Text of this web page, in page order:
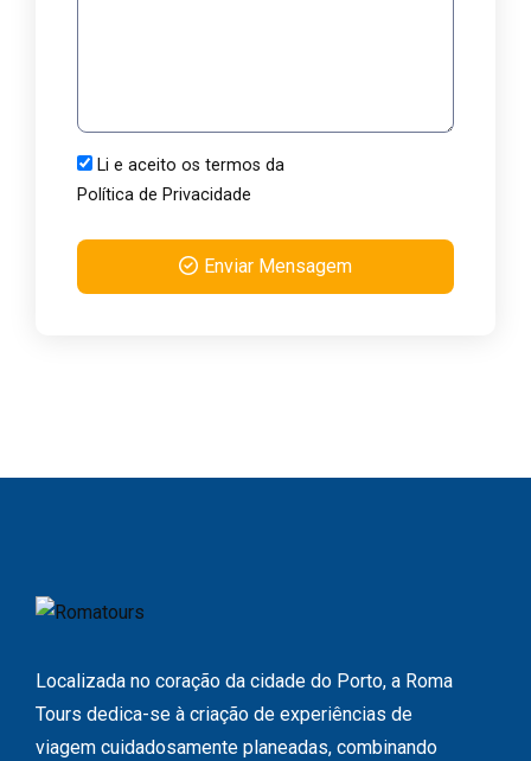
Li e aceito os termos da
Política de Privacidade
Enviar Mensagem
Localizada no coração da cidade do Porto, a Roma
Tours dedica-se à criação de experiências de
viagem cuidadosamente planeadas, combinando